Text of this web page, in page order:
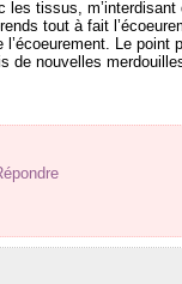
les tissus,
tout à fait
Le point
de nouvelles